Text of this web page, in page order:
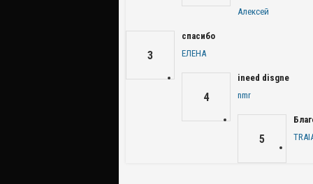
Алексей
3
спасибо
ЕЛЕНА
4
ineed disgne
nmr
5